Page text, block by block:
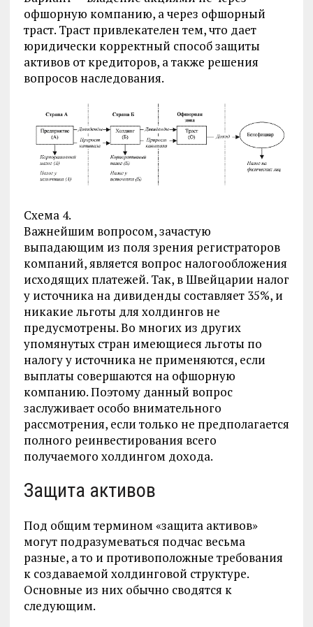
офшорную компанию, а через офшорный
траст. Траст привлекателен тем, что дает
юридически корректный способ защиты
активов от кредиторов, а также решения
вопросов наследования.
Схема 4.
Важнейшим вопросом, зачастую
выпадающим из поля зрения регистраторов
компаний, является вопрос налогообложения
исходящих платежей. Так, в Швейцарии налог
у источника на дивиденды составляет 35%, и
никакие льготы для холдингов не
предусмотрены. Во многих из других
упомянутых стран имеющиеся льготы по
налогу у источника не применяются, если
выплаты совершаются на офшорную
компанию. Поэтому данный вопрос
заслуживает особо внимательного
рассмотрения, если только не предполагается
полного реинвестирования всего
получаемого холдингом дохода.
Защита активов
Под общим термином «защита активов»
могут подразумеваться подчас весьма
разные, а то и противоположные требования
к создаваемой холдинговой структуре.
Основные из них обычно сводятся к
следующим.